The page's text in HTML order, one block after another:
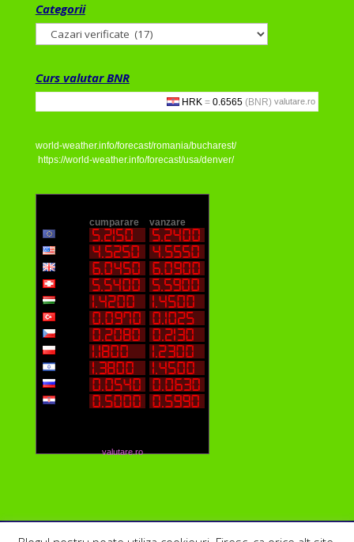
Categorii
Categorii
Curs valutar BNR
valutare.ro
world-weather.info/forecast/romania/bucharest/
https://world-weather.info/forecast/usa/denver/
valutare.ro